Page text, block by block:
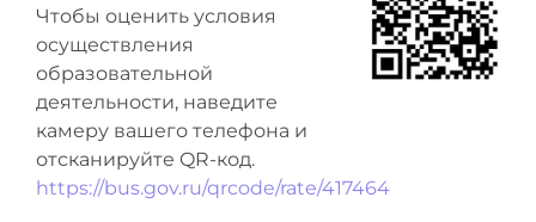
Чтобы оценить условия
осуществления
образовательной
деятельности, наведите
камеру вашего телефона и
отсканируйте QR-код.
https://bus.gov.ru/qrcode/rate/417464